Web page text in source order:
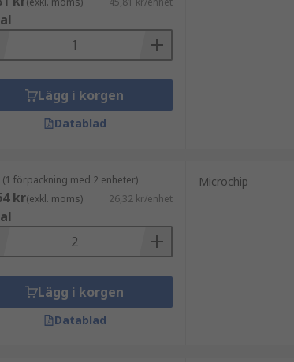
Lägg i korgen
Datablad
(1 förpackning med 2 enheter)
kr(exkl. moms) 26,32 kr/enhet
Lägg i korgen
Datablad
Microchip